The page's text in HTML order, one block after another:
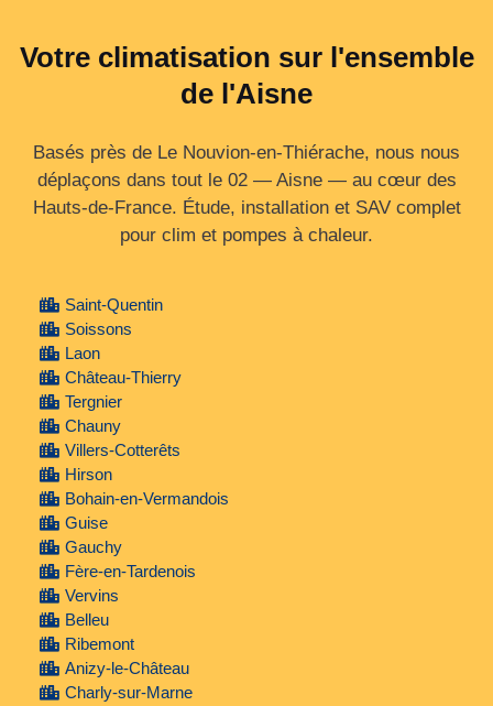
Votre climatisation sur l'ensemble
de l'Aisne
Basés près de Le Nouvion-en-Thiérache, nous nous
déplaçons dans tout le 02 — Aisne — au cœur des
Hauts‑de‑France. Étude, installation et SAV complet
pour clim et pompes à chaleur.
Saint-Quentin
Soissons
Laon
Château-Thierry
Tergnier
Chauny
Villers-Cotterêts
Hirson
Bohain-en-Vermandois
Guise
Gauchy
Fère-en-Tardenois
Vervins
Belleu
Ribemont
Anizy-le-Château
Charly-sur-Marne